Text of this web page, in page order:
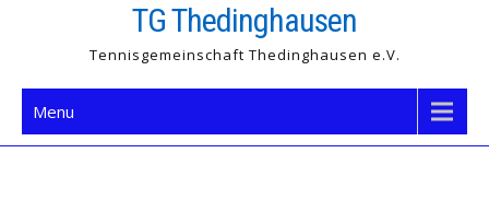
TG Thedinghausen
Tennisgemeinschaft Thedinghausen e.V.
Menu